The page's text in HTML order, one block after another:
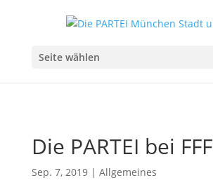
Seite wählen
Die PARTEI bei FFF
Sep. 7, 2019| Allgemeines